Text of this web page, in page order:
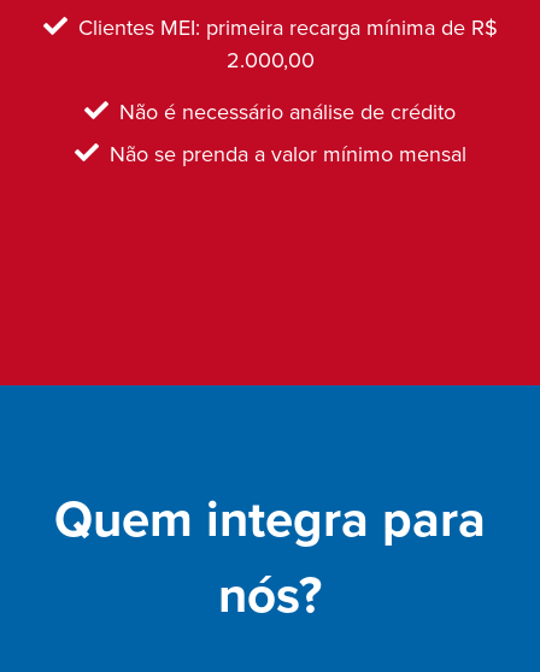
Clientes MEI: primeira recarga mínima de R$
2.000,00
Não é necessário análise de crédito
Não se prenda a valor mínimo mensal
Quem integra para
nós?